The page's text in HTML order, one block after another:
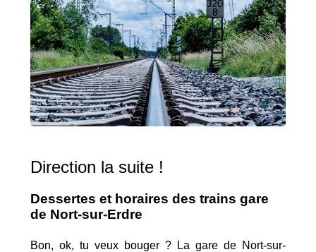
Direction la suite !
Dessertes et horaires des trains gare
de Nort-sur-Erdre
Bon, ok, tu veux bouger ? La gare de Nort-sur-